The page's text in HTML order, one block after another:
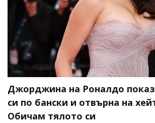
Джорджина на Роналдо
си по бански и отвърна на
Обичам тялото си